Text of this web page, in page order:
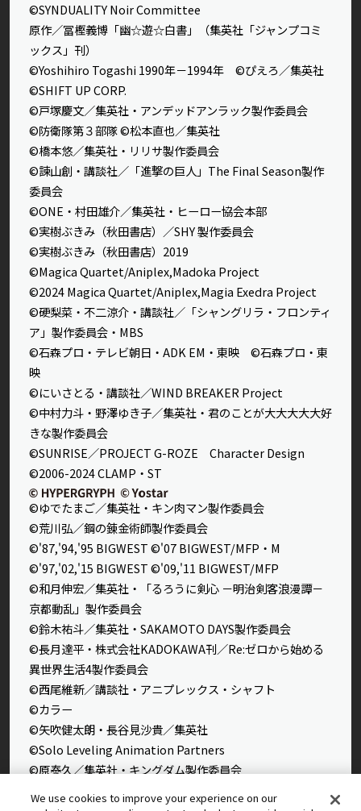
©SYNDUALITY Noir Committee
原作／冨樫義博「幽☆遊☆白書」（集英社「ジャンプコミ
ックス」刊）
©Yoshihiro Togashi 1990年－1994年 ©ぴえろ／集英社
©SHIFT UP CORP.
©戸塚慶文／集英社・アンデッドアンラック製作委員会
©防衛隊第３部隊 ©松本直也／集英社
©橋本悠／集英社・リリサ製作委員会
©諫山創・講談社／「進撃の巨人」The Final Season製作
委員会
©ONE・村田雄介／集英社・ヒーロー協会本部
©実樹ぶきみ（秋田書店）／SHY 製作委員会
©実樹ぶきみ（秋田書店）2019
©Magica Quartet/Aniplex,Madoka Project
©2024 Magica Quartet/Aniplex,Magia Exedra Project
©硬梨菜・不二涼介・講談社／「シャングリラ・フロンティ
ア」製作委員会・MBS
©石森プロ・テレビ朝日・ADK EM・東映 ©石森プロ・東
映
©にいさとる・講談社／WIND BREAKER Project
©中村力斗・野澤ゆき子／集英社・君のことが大大大大大好
きな製作委員会
©SUNRISE／PROJECT G-ROZE Character Design
©2006-2024 CLAMP・ST
©ゆでたまご／集英社・キン肉マン製作委員会
©荒川弘／鋼の錬金術師製作委員会
©'87,'94,'95 BIGWEST ©'07 BIGWEST/MFP・M
©'97,'02,'15 BIGWEST ©'09,'11 BIGWEST/MFP
©和月伸宏／集英社・「るろうに剣心 －明治剣客浪漫譚－
京都動乱」製作委員会
©鈴木祐斗／集英社・SAKAMOTO DAYS製作委員会
©長月達平・株式会社KADOKAWA刊／Re:ゼロから始める
異世界生活4製作委員会
©西尾維新／講談社・アニプレックス・シャフト
©カラー
©矢吹健太朗・長谷見沙貴／集英社
©Solo Leveling Animation Partners
©原泰久／集英社・キングダム製作委員会
We use cookies to improve your experience on our